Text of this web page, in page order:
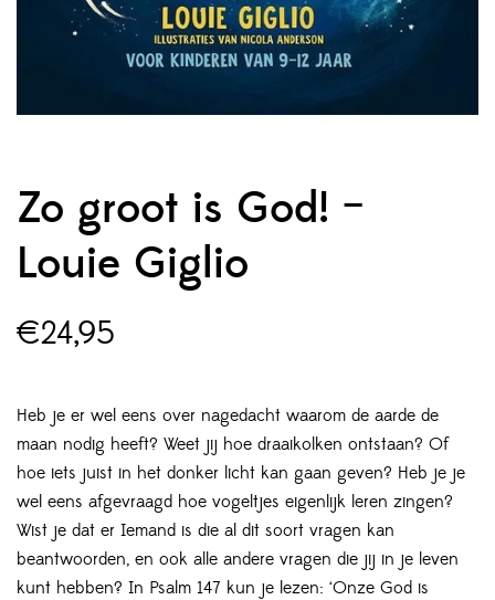
Zo groot is God! –
Louie Giglio
€24,95
Heb je er wel eens over nagedacht waarom de aarde de
maan nodig heeft? Weet jij hoe draaikolken ontstaan? Of
hoe iets juist in het donker licht kan gaan geven? Heb je je
wel eens afgevraagd hoe vogeltjes eigenlijk leren zingen?
Wist je dat er Iemand is die al dit soort vragen kan
beantwoorden, en ook alle andere vragen die jij in je leven
kunt hebben? In Psalm 147 kun je lezen: ‘Onze God is